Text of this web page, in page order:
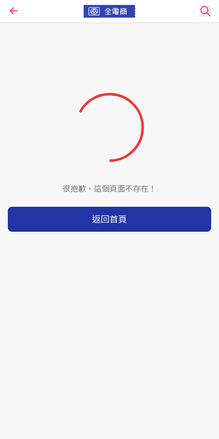
很抱歉，這個頁面不存在！
返回首頁